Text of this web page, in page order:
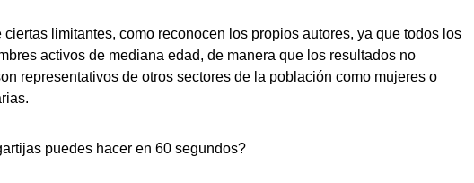
ciertas limitantes, como reconocen los propios autores, ya que todos los
activos de mediana edad, de manera que los resultados no
representativos de otros sectores de la población como mujeres o
puedes hacer en 60 segundos?